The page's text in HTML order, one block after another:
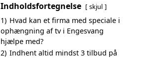
Indholdsfortegnelse skjul
1) Hvad kan et firma med speciale i
ophængning af tv i Engesvang
hjælpe med?
2) Indhent altid mindst 3 tilbud på